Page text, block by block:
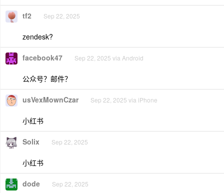
tf2 Sep 22, 2025
zendesk?
facebook47 Sep 22, 2025 via Android
公众号？邮件？
usVexMownCzar Sep 22, 2025 via iPhone
小红书
Solix Sep 22, 2025
小红书
dode Sep 22, 2025